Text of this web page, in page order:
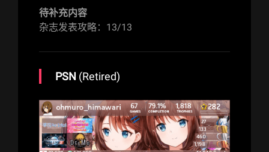
待补充内容
杂志发表攻略：13/13
PSN (Retired)